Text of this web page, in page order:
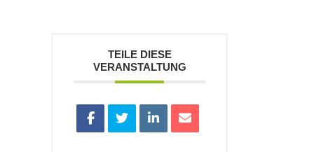
TEILE DIESE
VERANSTALTUNG